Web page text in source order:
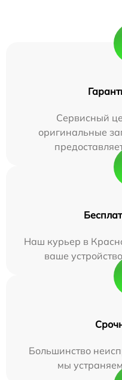
Сервисный
оригинальные
Наш курьер в
ваше
Большинство
мы